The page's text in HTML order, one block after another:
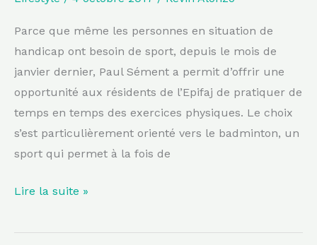
Parce que même les personnes en situation de
handicap ont besoin de sport, depuis le mois de
janvier dernier, Paul Sément a permit d’offrir une
opportunité aux résidents de l’Epifaj de pratiquer de
temps en temps des exercices physiques. Le choix
s’est particulièrement orienté vers le badminton, un
sport qui permet à la fois de
Lire la suite »